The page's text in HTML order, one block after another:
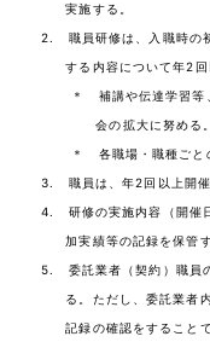
実施する。
2. 職員研修は、入職時の
する内容について年2回
＊ 補講や伝達学習等
会の拡大に努める。
＊ 各職場・職種ごと
3. 職員は、年2回以上開催
4. 研修の実施内容（開催
加実績等の記録を保管す
5. 委託業者（契約）職員
る。ただし、委託業者
記録の確認をすること